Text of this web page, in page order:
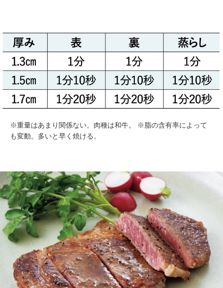
※重量はあまり関係ない。肉種は和牛。 ※脂の含有率によって
も変動。多いと早く焼ける。